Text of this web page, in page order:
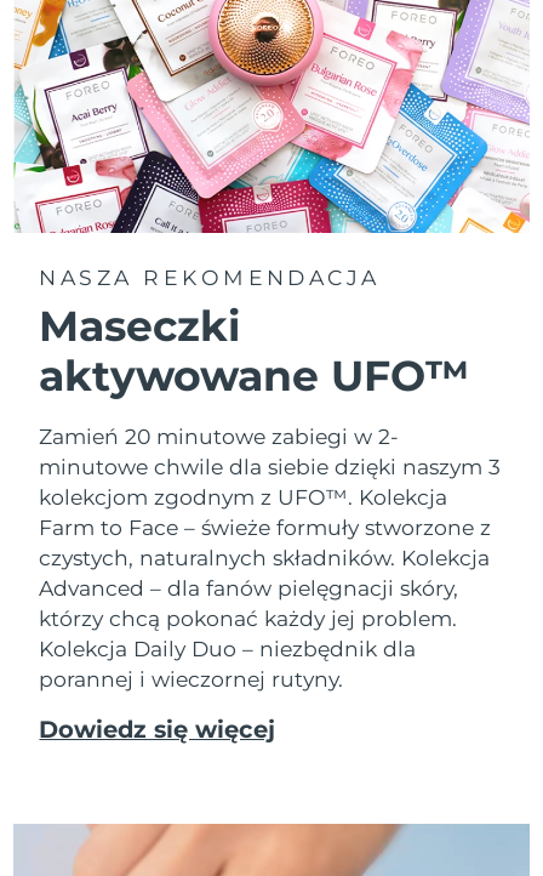
NASZA REKOMENDACJA
Maseczki
aktywowane UFO™
Zamień 20 minutowe zabiegi w 2-
minutowe chwile dla siebie dzięki naszym 3
kolekcjom zgodnym z UFO™. Kolekcja
Farm to Face – świeże formuły stworzone z
czystych, naturalnych składników. Kolekcja
Advanced – dla fanów pielęgnacji skóry,
którzy chcą pokonać każdy jej problem.
Kolekcja Daily Duo – niezbędnik dla
porannej i wieczornej rutyny.
Dowiedz się więcej